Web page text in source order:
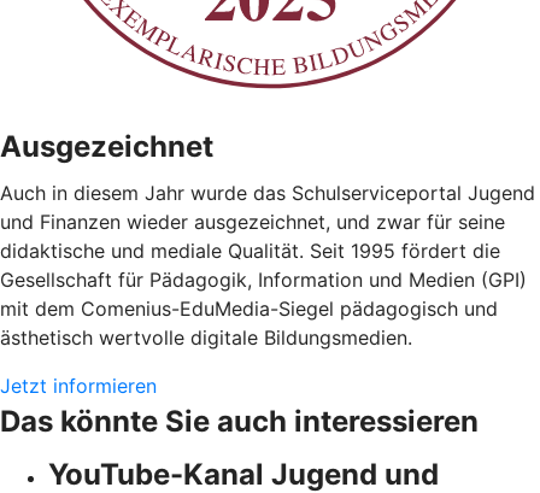
Ausgezeichnet
Auch in diesem Jahr wurde das Schulserviceportal Jugend
und Finanzen wieder ausgezeichnet, und zwar für seine
didaktische und mediale Qualität. Seit 1995 fördert die
Gesellschaft für Pädagogik, Information und Medien (GPI)
mit dem Comenius-EduMedia-Siegel pädagogisch und
ästhetisch wertvolle digitale Bildungsmedien.
Jetzt informieren
Das könnte Sie auch interessieren
YouTube-Kanal Jugend und